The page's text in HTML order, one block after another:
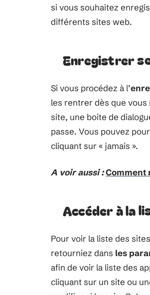
si vous souhaitez
différents sites web.
Enregistrer
Si vous procédez à l’
les rentrer dès que
site, une boite de
passe. Vous pouvez
cliquant sur « jamais ».
A voir aussi :Comment
Accéder à la
Pour voir la liste des
retourniez dans les
afin de voir la liste des
cliquant sur un site ou